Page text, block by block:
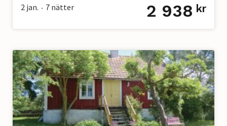
2 jan. • 7 nätter 2 938 kr